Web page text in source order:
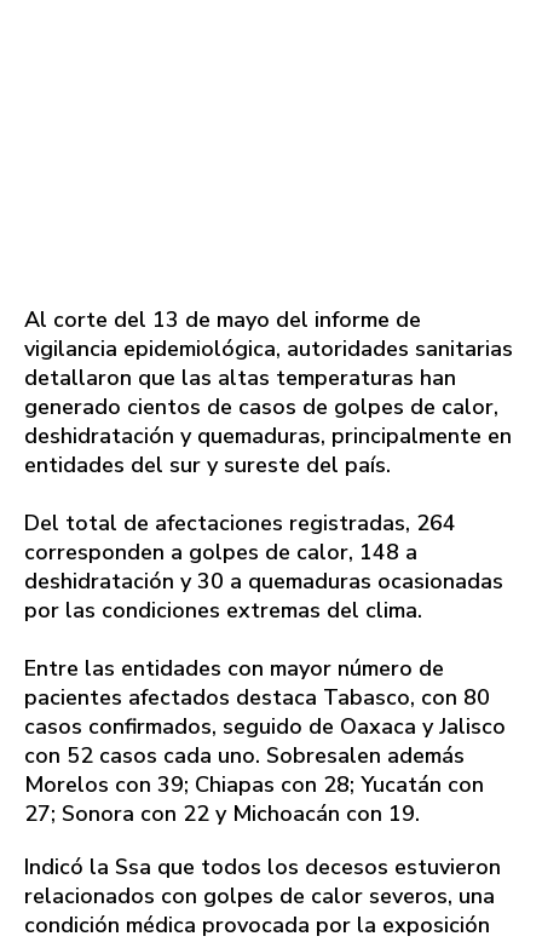
Al corte del 13 de mayo del informe de
vigilancia epidemiológica, autoridades sanitarias
detallaron que las altas temperaturas han
generado cientos de casos de golpes de calor,
deshidratación y quemaduras, principalmente en
entidades del sur y sureste del país.
Del total de afectaciones registradas, 264
corresponden a golpes de calor, 148 a
deshidratación y 30 a quemaduras ocasionadas
por las condiciones extremas del clima.
Entre las entidades con mayor número de
pacientes afectados destaca Tabasco, con 80
casos confirmados, seguido de Oaxaca y Jalisco
con 52 casos cada uno. Sobresalen además
Morelos con 39; Chiapas con 28; Yucatán con
27; Sonora con 22 y Michoacán con 19.
Indicó la Ssa que todos los decesos estuvieron
relacionados con golpes de calor severos, una
condición médica provocada por la exposición